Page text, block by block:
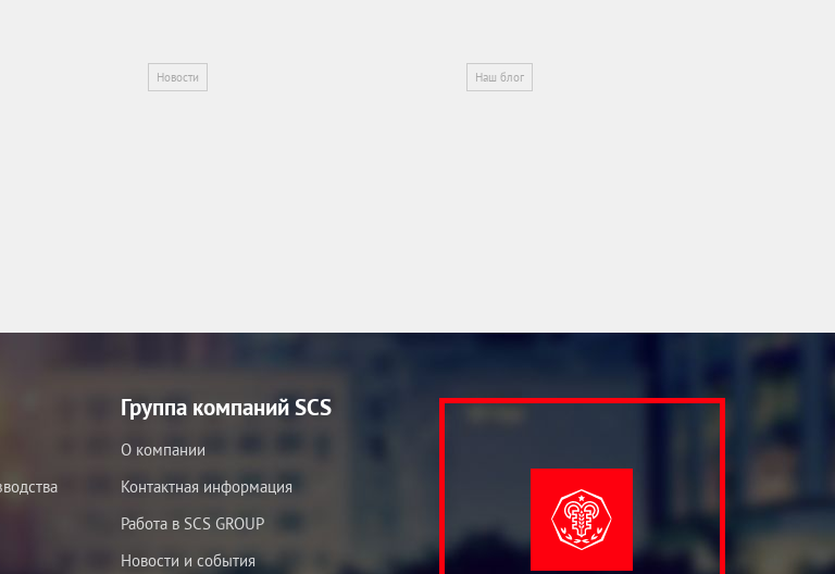
Новости Наш блог
Группа компаний SCS
О компании
Контактная информация
Работа в SCS GROUP
Новости и события